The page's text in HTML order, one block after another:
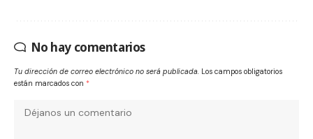
No hay comentarios
Tu dirección de correo electrónico no será publicada. Los campos obligatorios
están marcados con *